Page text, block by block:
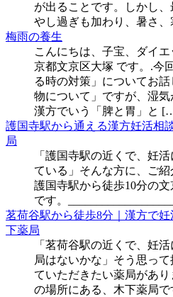
が出ることです。しかし
やし過ぎも加わり、暑さ
梅雨の養生
こんにちは、子宝、ダイ
京都文京区大塚 です。.今
る時の対策」についてお
物について」ですが、湿気
漢方でいう「脾と胃」と
護国寺駅から通える漢方妊活相
局
「護国寺駅の近くで、妊
ている」そんな方に、ご紹
護国寺駅から徒歩10分の
です。
茗荷谷駅から徒歩8分｜漢方で
下薬局
「茗荷谷駅の近くで、妊
局はないかな」そう思っ
ていただきたい薬局があ
の場所にある、木下薬局で